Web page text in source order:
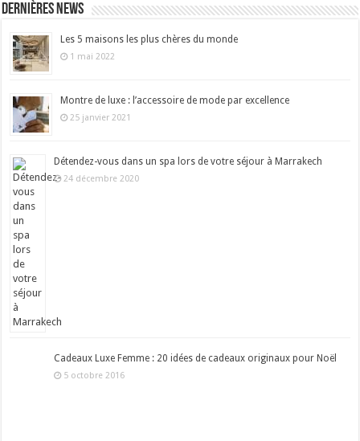
Dernières news
Les 5 maisons les plus chères du monde
1 mai 2022
Montre de luxe : l’accessoire de mode par excellence
25 janvier 2021
Détendez-vous dans un spa lors de votre séjour à Marrakech
24 décembre 2020
Cadeaux Luxe Femme : 20 idées de cadeaux originaux pour Noël
5 octobre 2016